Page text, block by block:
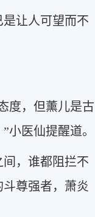
让人可望而不
度，但薰儿是古
医仙提醒道。
，谁都阻拦不
尊强者，萧炎